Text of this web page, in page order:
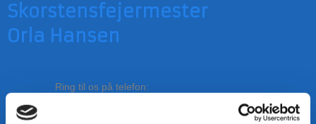
​Skorstensfejermester
Orla Hansen​​​​​
Ring til os på telefon: